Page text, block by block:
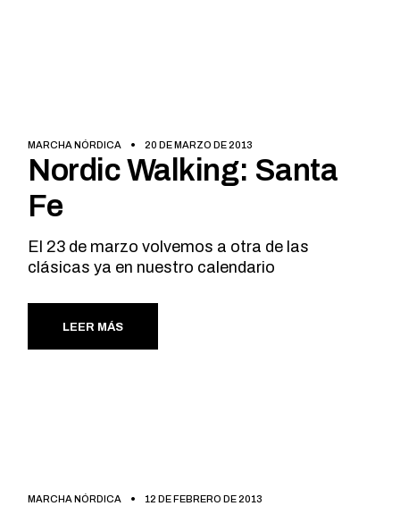
MARCHA NÓRDICA 20 DE MARZO DE 2013
Nordic Walking: Santa
Fe
El 23 de marzo volvemos a otra de las
clásicas ya en nuestro calendario
LEER MÁS
MARCHA NÓRDICA 12 DE FEBRERO DE 2013